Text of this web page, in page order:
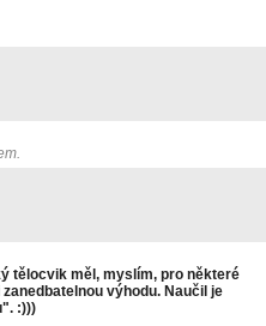
tělocvik měl, myslím, pro některé
výhodu. Naučil je
:)))